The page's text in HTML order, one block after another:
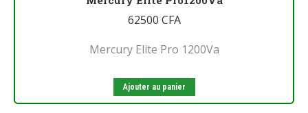
62500 CFA
Mercury Elite Pro 1200Va
Ajouter au panier